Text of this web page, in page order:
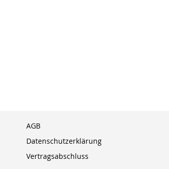
AGB
Datenschutzerklärung
Vertragsabschluss